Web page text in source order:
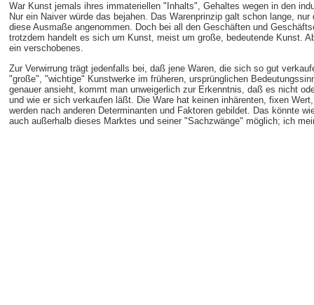
War Kunst jemals ihres immateriellen "Inhalts", Gehaltes wegen in den
Nur ein Naiver würde das bejahen. Das Warenprinzip galt schon lange,
diese Ausmaße angenommen. Doch bei all den Geschäften und
trotzdem handelt es sich um Kunst, meist um große, bedeutende Kunst.
ein verschobenes.
Zur Verwirrung trägt jedenfalls bei, daß jene Waren, die sich so gut
"große", "wichtige" Kunstwerke im früheren, ursprünglichen
genauer ansieht, kommt man unweigerlich zur Erkenntnis, daß es nicht
und wie er sich verkaufen läßt. Die Ware hat keinen inhärenten, fixen
werden nach anderen Determinanten und Faktoren gebildet. Das könnte
auch außerhalb dieses Marktes und seiner "Sachzwänge" möglich; ich